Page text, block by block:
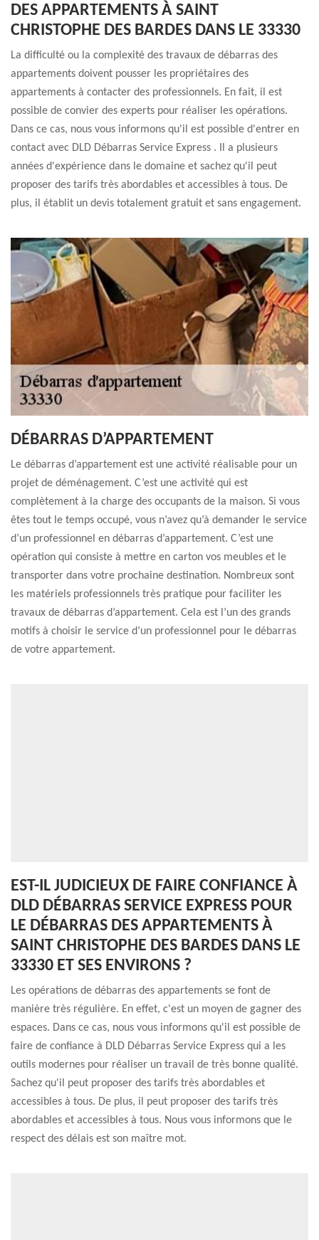
DES APPARTEMENTS À SAINT
CHRISTOPHE DES BARDES DANS LE 33330
La difficulté ou la complexité des travaux de débarras des
appartements doivent pousser les propriétaires des
appartements à contacter des professionnels. En fait, il est
possible de convier des experts pour réaliser les opérations.
Dans ce cas, nous vous informons qu'il est possible d'entrer en
contact avec DLD Débarras Service Express . Il a plusieurs
années d'expérience dans le domaine et sachez qu'il peut
proposer des tarifs très abordables et accessibles à tous. De
plus, il établit un devis totalement gratuit et sans engagement.
DÉBARRAS D’APPARTEMENT
Le débarras d’appartement est une activité réalisable pour un
projet de déménagement. C’est une activité qui est
complètement à la charge des occupants de la maison. Si vous
êtes tout le temps occupé, vous n’avez qu’à demander le service
d’un professionnel en débarras d’appartement. C’est une
opération qui consiste à mettre en carton vos meubles et le
transporter dans votre prochaine destination. Nombreux sont
les matériels professionnels très pratique pour faciliter les
travaux de débarras d’appartement. Cela est l’un des grands
motifs à choisir le service d’un professionnel pour le débarras
de votre appartement.
EST-IL JUDICIEUX DE FAIRE CONFIANCE À
DLD DÉBARRAS SERVICE EXPRESS POUR
LE DÉBARRAS DES APPARTEMENTS À
SAINT CHRISTOPHE DES BARDES DANS LE
33330 ET SES ENVIRONS ?
Les opérations de débarras des appartements se font de
manière très régulière. En effet, c'est un moyen de gagner des
espaces. Dans ce cas, nous vous informons qu'il est possible de
faire de confiance à DLD Débarras Service Express qui a les
outils modernes pour réaliser un travail de très bonne qualité.
Sachez qu'il peut proposer des tarifs très abordables et
accessibles à tous. De plus, il peut proposer des tarifs très
abordables et accessibles à tous. Nous vous informons que le
respect des délais est son maître mot.